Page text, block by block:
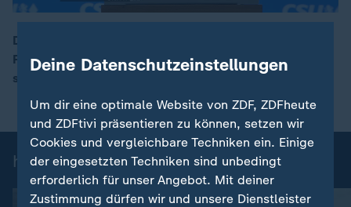
00:16
Die CSU hat Ministerpräsident Markus Söder zum
Parteivorsitzenden wiedergewählt – mit seinem bisher
schlechtesten Ergebnis.
heute 19:00 Uhr: Einzelbeiträge
Deine Datenschutzeinstellungen
Um dir eine optimale Website von ZDF, ZDFheute
und ZDFtivi präsentieren zu können, setzen wir
Cookies und vergleichbare Techniken ein. Einige
der eingesetzten Techniken sind unbedingt
erforderlich für unser Angebot. Mit deiner
Zustimmung dürfen wir und unsere Dienstleister